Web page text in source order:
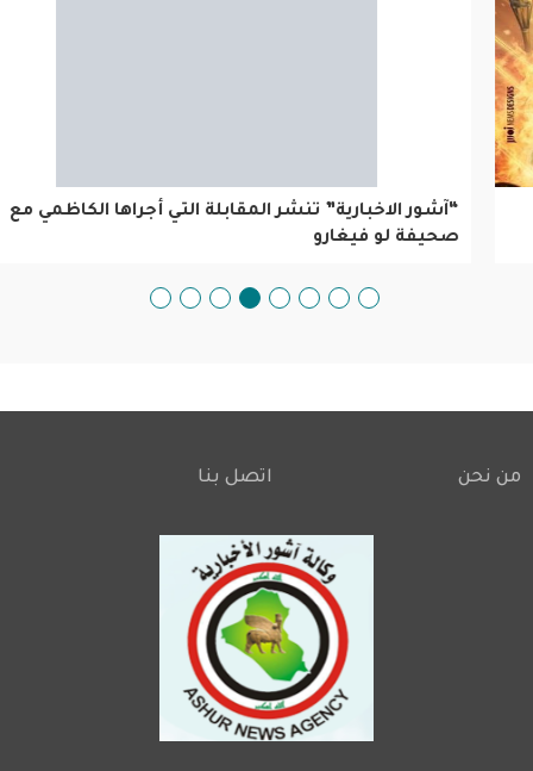
“آشور الاخبارية” تنشر المقابلة التي أجراها الكاظمي مع
صحيفة لو فيغارو
Footer
من نحن اتصل بنا